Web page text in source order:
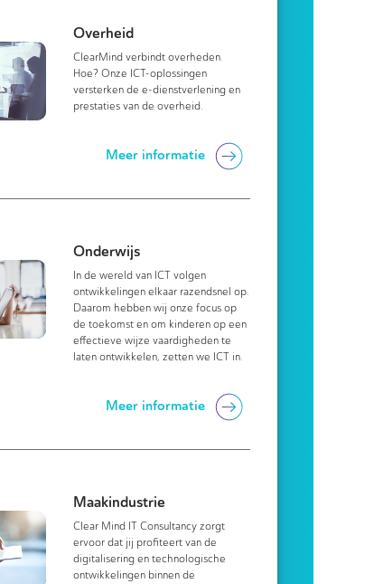
Overheid
ClearMind verbindt overheden.
Hoe? Onze ICT-oplossingen
versterken de e-dienstverlening en
prestaties van de overheid.
Meer informatie
Onderwijs
In de wereld van ICT volgen
ontwikkelingen elkaar razendsnel op.
Daarom hebben wij onze focus op
de toekomst en om kinderen op een
effectieve wijze vaardigheden te
laten ontwikkelen, zetten we ICT in.
Meer informatie
Maakindustrie
Clear Mind IT Consultancy zorgt
ervoor dat jij profiteert van de
digitalisering en technologische
ontwikkelingen binnen de